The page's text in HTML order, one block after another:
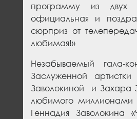
программу из двух
официальная и
сюрприз от
любимая!»
Незабываемый гала-
Заслуженной
Заволокиной и Захара
любимого миллионами
Геннадия Заволокина